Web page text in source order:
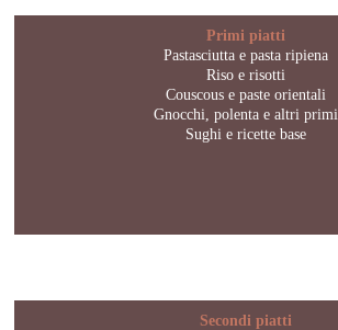
Primi piatti
Pastasciutta e pasta ripiena
Riso e risotti
Couscous e paste orientali
Gnocchi, polenta e altri primi
Sughi e ricette base
Secondi piatti